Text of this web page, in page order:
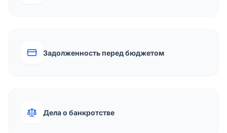
Задолженность перед бюджетом
Дела о банкротстве